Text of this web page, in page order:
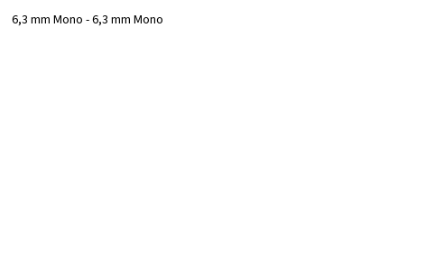
6,3 mm Mono - 6,3 mm Mono